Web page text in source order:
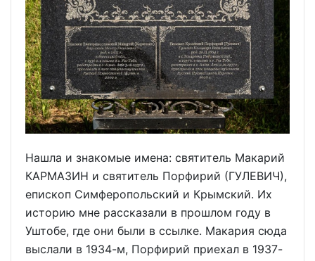
Нашла и знакомые имена: святитель Макарий
КАРМАЗИН и святитель Порфирий (ГУЛЕВИЧ),
епископ Симферопольский и Крымский. Их
историю мне рассказали в прошлом году в
Уштобе, где они были в ссылке. Макария сюда
выслали в 1934-м, Порфирий приехал в 1937-